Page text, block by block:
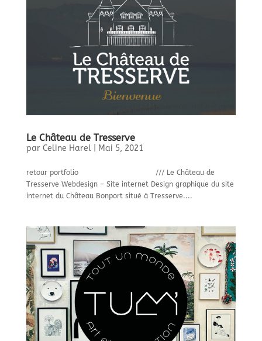
Le Château de Tresserve
par Celine Harel| Mai 5, 2021
retour portfolio /// Le Château de
Tresserve Webdesign – Site internet Design graphique du site
internet du Château Bonport situé à Tresserve....